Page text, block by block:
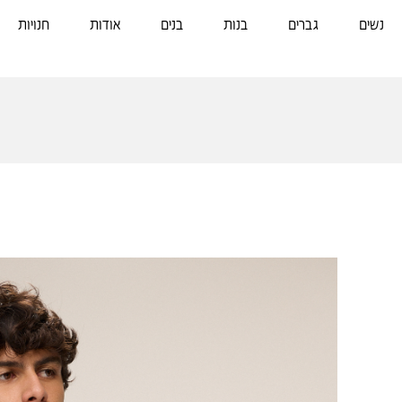
נשים גברים בנות בנים אודות חנויות